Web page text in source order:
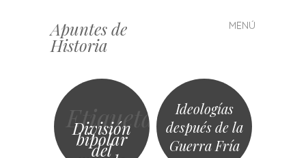
Apuntes de
Historia
MENÚ
Saltar
al
Etiqueta
División
bipolar
del
Ideologías
después de la
Guerra Fría